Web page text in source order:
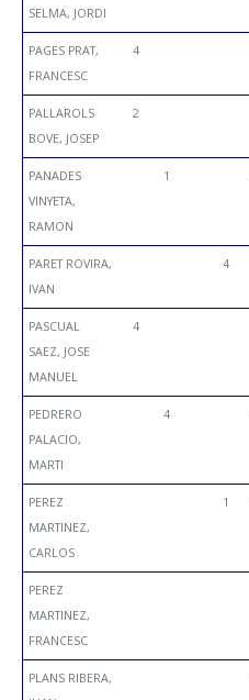
SELMA, JORDI
PAGES PRAT,
FRANCESC
4
PALLAROLS
BOVE, JOSEP
2
PANADES
VINYETA,
RAMON
1
PARET ROVIRA,
IVAN
4
PASCUAL
SAEZ, JOSE
MANUEL
4
PEDRERO
PALACIO,
MARTI
4
PEREZ
MARTINEZ,
CARLOS
1
PEREZ
MARTINEZ,
FRANCESC
PLANS RIBERA,